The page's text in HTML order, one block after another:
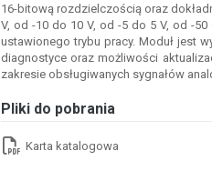
16-bitową rozdzielczością oraz
V, od -10 do 10 V, od -5 do 5 V, od -
ustawionego trybu pracy. Moduł jest
diagnostyce oraz możliwości
zakresie obsługiwanych sygnałów
Pliki do pobrania
Karta katalogowa